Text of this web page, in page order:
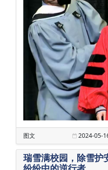
图文 2024-05-
瑞雪满校园，除雪